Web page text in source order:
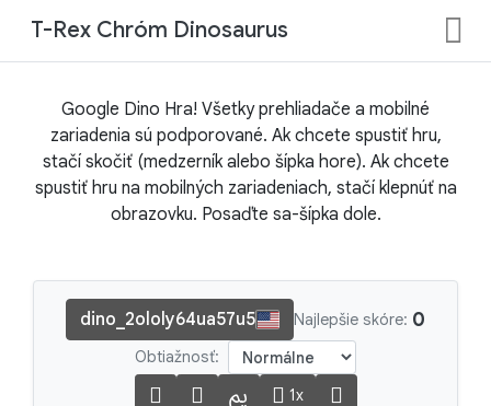
T-Rex Chróm Dinosaurus
Google Dino Hra! Všetky prehliadače a mobilné
zariadenia sú podporované. Ak chcete spustiť hru,
stačí skočiť (medzerník alebo šípka hore). Ak chcete
spustiť hru na mobilných zariadeniach, stačí klepnúť na
obrazovku. Posaďte sa-šípka dole.
dino_2ololy64ua57u5 Najlepšie skóre: 0
Obtiažnosť:
1x